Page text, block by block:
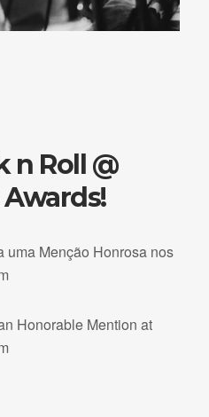
n Roll @
uma Menção Honrosa nos
Honorable Mention at